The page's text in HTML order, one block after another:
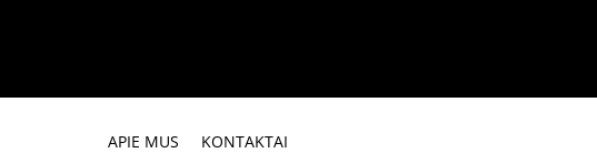
APIE MUS KONTAKTAI